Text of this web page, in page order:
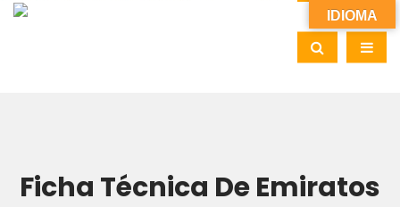
Ficha Técnica De Emiratos
IDIOMA